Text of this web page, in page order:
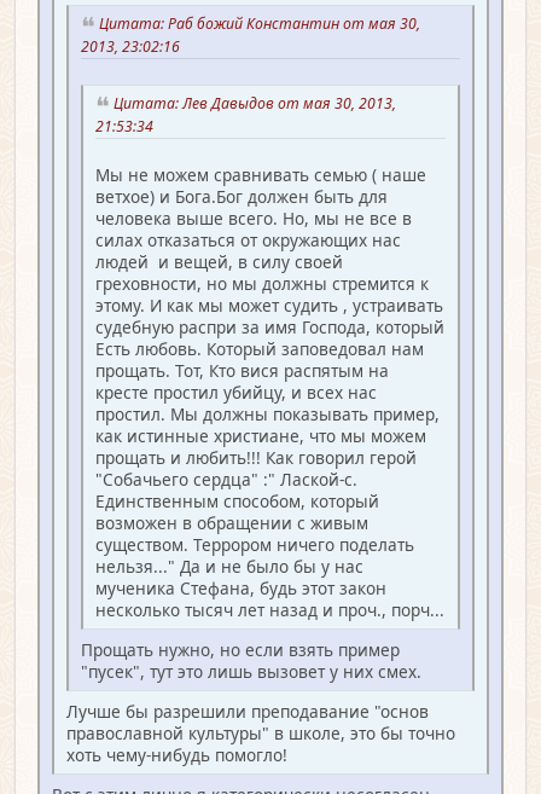
Цитата: Раб божий Константин от мая 30,
2013, 23:02:16
Цитата: Лев Давыдов от мая 30, 2013,
21:53:34
Мы не можем сравнивать семью ( наше
ветхое) и Бога.Бог должен быть для
человека выше всего. Но, мы не все в
силах отказаться от окружающих нас
людей и вещей, в силу своей
греховности, но мы должны стремится к
этому. И как мы может судить , устраивать
судебную распри за имя Господа, который
Есть любовь. Который заповедовал нам
прощать. Тот, Кто вися распятым на
кресте простил убийцу, и всех нас
простил. Мы должны показывать пример,
как истинные христиане, что мы можем
прощать и любить!!! Как говорил герой
"Собачьего сердца" :" Лаской-с.
Единственным способом, который
возможен в обращении с живым
существом. Террором ничего поделать
нельзя..." Да и не было бы у нас
мученика Стефана, будь этот закон
несколько тысяч лет назад и проч., порч...
Прощать нужно, но если взять пример
"пусек", тут это лишь вызовет у них смех.
Лучше бы разрешили преподавание "основ
православной культуры" в школе, это бы точно
хоть чему-нибудь помогло!